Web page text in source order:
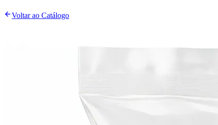
Voltar ao Catálogo